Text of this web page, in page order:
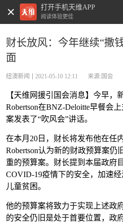
打开手机天维APP
阅读体验更佳 天维新
财长放风：今年继续“撒
面
纽澳新闻 2021-05-10 12:11 来源:国会
【天维网援引国会消息】今早，
Robertson在BNZ-Deloitte早餐会
案发表了“吹风会”讲话。
在本月20日，财长将发布他在任
Robertson认为新的财政预算案仍
重的预算案。财长提到本届政府
COVID-19疫情下的安全，加速
儿童贫困。
他的预算案将致力于实现上述政
的安全仍旧是处于首要位置，政